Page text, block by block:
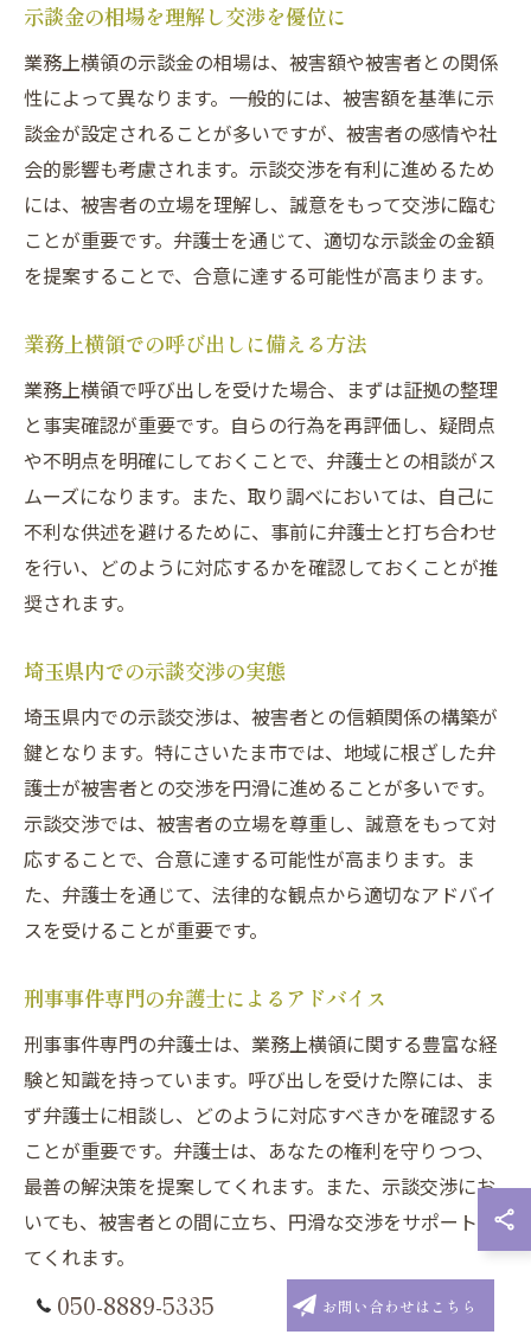
示談金の相場を理解し交渉を優位に
業務上横領の示談金の相場は、被害額や被害者との関係
性によって異なります。一般的には、被害額を基準に示
談金が設定されることが多いですが、被害者の感情や社
会的影響も考慮されます。示談交渉を有利に進めるため
には、被害者の立場を理解し、誠意をもって交渉に臨む
ことが重要です。弁護士を通じて、適切な示談金の金額
を提案することで、合意に達する可能性が高まります。
業務上横領での呼び出しに備える方法
業務上横領で呼び出しを受けた場合、まずは証拠の整理
と事実確認が重要です。自らの行為を再評価し、疑問点
や不明点を明確にしておくことで、弁護士との相談がス
ムーズになります。また、取り調べにおいては、自己に
不利な供述を避けるために、事前に弁護士と打ち合わせ
を行い、どのように対応するかを確認しておくことが推
奨されます。
埼玉県内での示談交渉の実態
埼玉県内での示談交渉は、被害者との信頼関係の構築が
鍵となります。特にさいたま市では、地域に根ざした弁
護士が被害者との交渉を円滑に進めることが多いです。
示談交渉では、被害者の立場を尊重し、誠意をもって対
応することで、合意に達する可能性が高まります。ま
た、弁護士を通じて、法律的な観点から適切なアドバイ
スを受けることが重要です。
刑事事件専門の弁護士によるアドバイス
刑事事件専門の弁護士は、業務上横領に関する豊富な経
験と知識を持っています。呼び出しを受けた際には、ま
ず弁護士に相談し、どのように対応すべきかを確認する
ことが重要です。弁護士は、あなたの権利を守りつつ、
最善の解決策を提案してくれます。また、示談交渉にお
いても、被害者との間に立ち、円滑な交渉をサポートし
てくれます。
呼び出しの際に知っておくべき法律知識
050-8889-5335 お問い合わせはこちら